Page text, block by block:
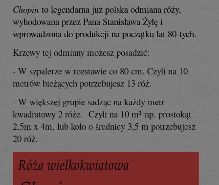
Chopin to legendarna już polska odmiana róży,
wyhodowana przez Pana Stanisława Żyłę i
wprowadzona do produkcji na początku lat 80-tych.
Krzewy tej odmiany możesz posadzić:
- W szpalerze w rozstawie co 80 cm. Czyli na 10
metrów bieżących potrzebujesz 13 róż.
- W większej grupie sadząc na każdy metr
kwadratowy 2 róże. Czyli na 10 m² np. prostokąt
2,5m x 4m, lub koło o średnicy 3,5 m potrzebujesz
20 róż.